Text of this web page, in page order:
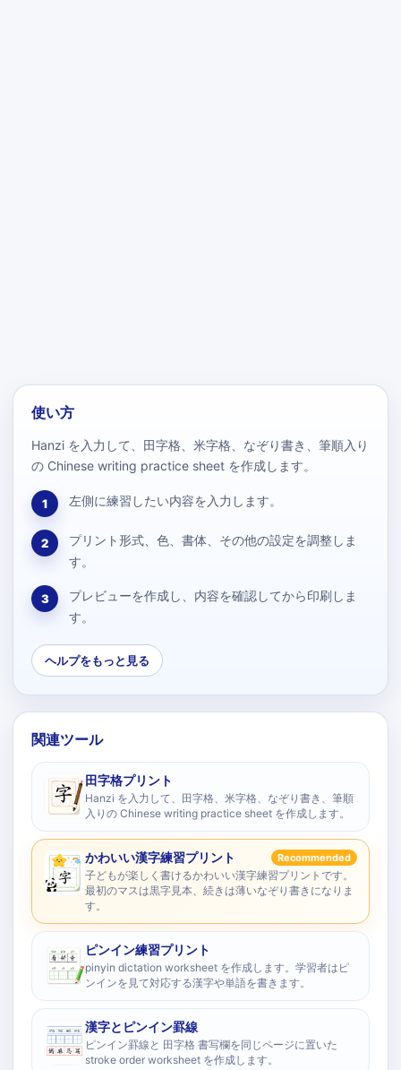
使い方
Hanzi を入力して、田字格、米字格、なぞり書き、筆順入り
の Chinese writing practice sheet を作成します。
1 左側に練習したい内容を入力します。
2
プリント形式、色、書体、その他の設定を調整しま
す。
3
プレビューを作成し、内容を確認してから印刷しま
す。
ヘルプをもっと見る
関連ツール
田字格プリント
Hanzi を入力して、田字格、米字格、なぞり書き、筆順
入りの Chinese writing practice sheet を作成します。
かわいい漢字練習プリント Recommended
子どもが楽しく書けるかわいい漢字練習プリントです。
最初のマスは黒字見本、続きは薄いなぞり書きになりま
す。
ピンイン練習プリント
pinyin dictation worksheet を作成します。学習者はピ
ンインを見て対応する漢字や単語を書きます。
漢字とピンイン罫線
ピンイン罫線と 田字格 書写欄を同じページに置いた
stroke order worksheet を作成します。